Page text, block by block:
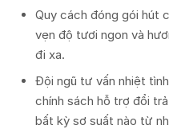
Quy cách đóng gói hút
vẹn độ tươi ngon và
đi xa.
Đội ngũ tư vấn nhiệt
chính sách hỗ trợ đổi
bất kỳ sơ suất nào từ